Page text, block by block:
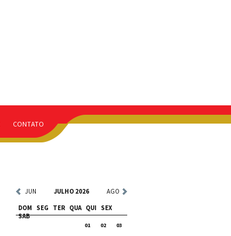
CONTATO
JUN JULHO 2026
AGO
DOM
SEG TER QUA QUI
SEX
SAB
01 02
03